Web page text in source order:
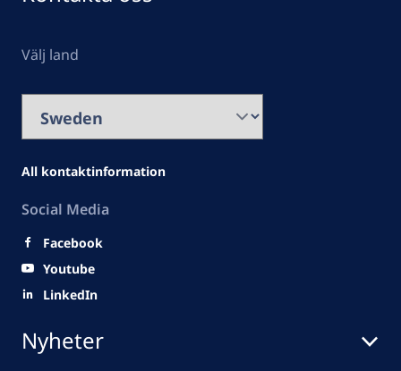
Nyheter
Välj land
All kontaktinformation
Social Media
Facebook
Youtube
LinkedIn